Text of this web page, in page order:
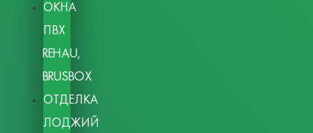
ОКНА
ПВХ
REHAU,
BRUSBOX
ОТДЕЛКА
ЛОДЖИЙ